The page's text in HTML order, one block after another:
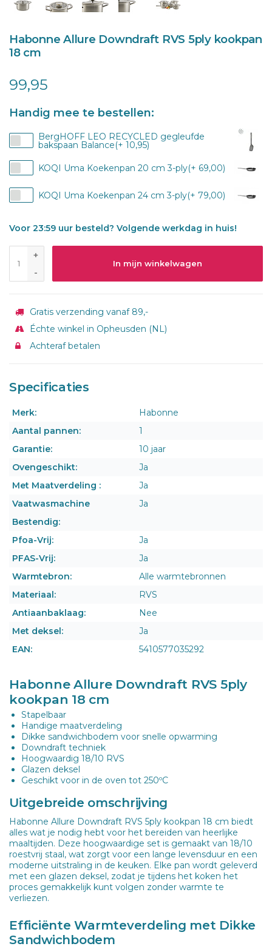
Habonne Allure Downdraft RVS 5ply kookpan
18 cm
99,95
Handig mee te bestellen:
BergHOFF LEO RECYCLED gegleufde
bakspaan Balance(+ 10,95)
KOQI Uma Koekenpan 20 cm 3-ply(+ 69,00)
KOQI Uma Koekenpan 24 cm 3-ply(+ 79,00)
Voor 23:59 uur besteld? Volgende werkdag in huis!
+
-
In mijn winkelwagen
Gratis verzending vanaf 89,-
Échte winkel in Opheusden (NL)
Achteraf betalen
Specificaties
Merk:
Habonne
Aantal pannen:
1
Garantie:
10 jaar
Ovengeschikt:
Ja
Met Maatverdeling :
Ja
Vaatwasmachine
Bestendig:
Ja
Pfoa-Vrij:
Ja
PFAS-Vrij:
Ja
Warmtebron:
Alle warmtebronnen
Materiaal:
RVS
Antiaanbaklaag:
Nee
Met deksel:
Ja
EAN:
5410577035292
Habonne Allure Downdraft RVS 5ply
kookpan 18 cm
Stapelbaar
Handige maatverdeling
Dikke sandwichbodem voor snelle opwarming
Downdraft techniek
Hoogwaardig 18/10 RVS
Glazen deksel
Geschikt voor in de oven tot 250ºC
Uitgebreide omschrijving
Habonne Allure Downdraft RVS 5ply kookpan 18 cm biedt
alles wat je nodig hebt voor het bereiden van heerlijke
maaltijden. Deze hoogwaardige set is gemaakt van 18/10
roestvrij staal, wat zorgt voor een lange levensduur en een
moderne uitstraling in de keuken. Elke pan wordt geleverd
met een glazen deksel, zodat je tijdens het koken het
proces gemakkelijk kunt volgen zonder warmte te
verliezen.
Efficiënte Warmteverdeling met Dikke
Sandwichbodem